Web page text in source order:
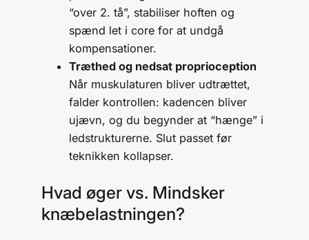
“over 2. tå”, stabiliser hoften og
spænd let i core for at undgå
kompensationer.
Træthed og nedsat proprioception
Når muskulaturen bliver udtrættet,
falder kontrollen: kadencen bliver
ujævn, og du begynder at “hænge” i
ledstrukturerne. Slut passet før
teknikken kollapser.
Hvad øger vs. Mindsker
knæbelastningen?